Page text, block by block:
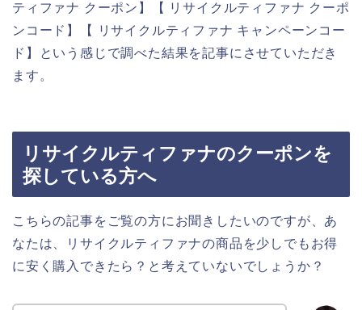
ティファナ クーポン】【 リサイクルティファナ クーポ
ンコード】【 リサイクルティファナ キャンペーンコー
ド】という感じで調べた結果を記事にさせていただき
ます。
リサイクルティファナのクーポンを
探している方へ
こちらの記事をご覧の方にお聞きしたいのですが、あ
なたは、リサイクルティファナの商品を少しでもお得
に安く購入できたら？と考えていないでしょうか？